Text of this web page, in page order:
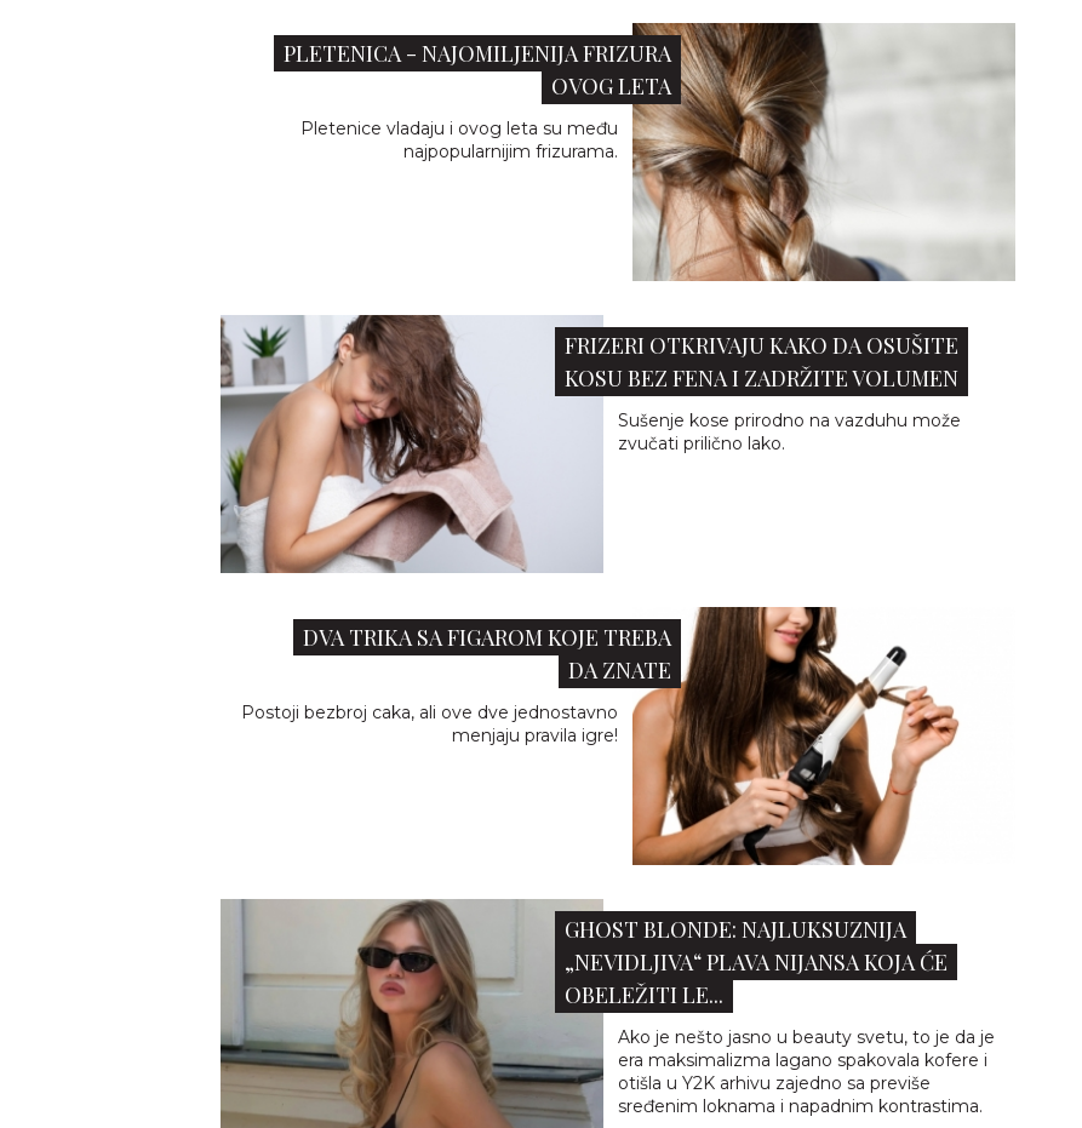
PLETENICA - NAJOMILJENIJA FRIZURA
OVOG LETA
Pletenice vladaju i ovog leta su među
najpopularnijim frizurama.
FRIZERI OTKRIVAJU KAKO DA OSUŠITE
KOSU BEZ FENA I ZADRŽITE VOLUMEN
Sušenje kose prirodno na vazduhu može
zvučati prilično lako.
DVA TRIKA SA FIGAROM KOJE TREBA
DA ZNATE
Postoji bezbroj caka, ali ove dve jednostavno
menjaju pravila igre!
GHOST BLONDE: NAJLUKSUZNIJA
„NEVIDLJIVA“ PLAVA NIJANSA KOJA ĆE
OBELEŽITI LE...
Ako je nešto jasno u beauty svetu, to je da je
era maksimalizma lagano spakovala kofere i
otišla u Y2K arhivu zajedno sa previše
sređenim loknama i napadnim kontrastima.